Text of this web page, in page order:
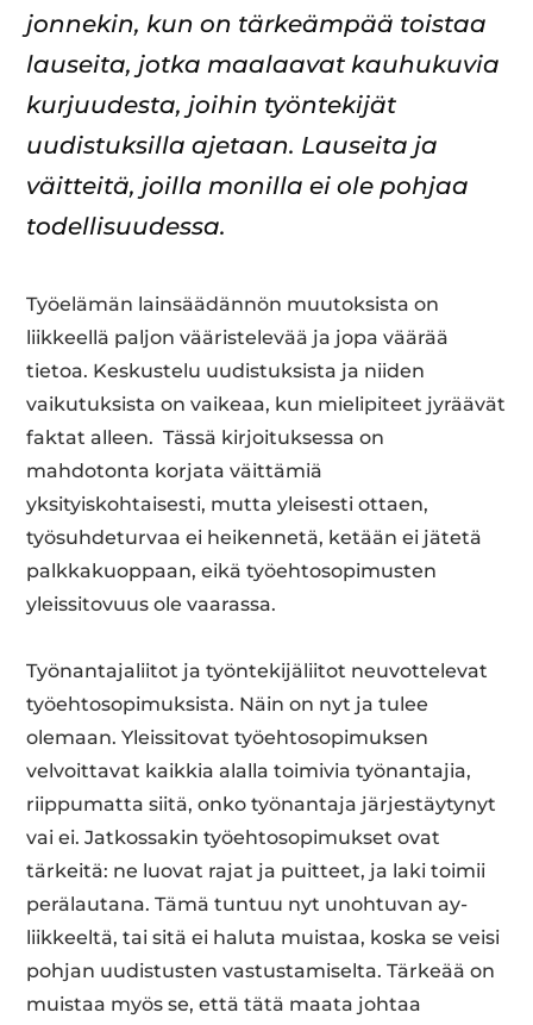
jonnekin, kun on tärkeämpää toistaa
lauseita, jotka maalaavat kauhukuvia
kurjuudesta, joihin työntekijät
uudistuksilla ajetaan. Lauseita ja
väitteitä, joilla monilla ei ole pohjaa
todellisuudessa.
Työelämän lainsäädännön muutoksista on
liikkeellä paljon vääristelevää ja jopa väärää
tietoa. Keskustelu uudistuksista ja niiden
vaikutuksista on vaikeaa, kun mielipiteet jyräävät
faktat alleen. Tässä kirjoituksessa on
mahdotonta korjata väittämiä
yksityiskohtaisesti, mutta yleisesti ottaen,
työsuhdeturvaa ei heikennetä, ketään ei jätetä
palkkakuoppaan, eikä työehtosopimusten
yleissitovuus ole vaarassa.
Työnantajaliitot ja työntekijäliitot neuvottelevat
työehtosopimuksista. Näin on nyt ja tulee
olemaan. Yleissitovat työehtosopimuksen
velvoittavat kaikkia alalla toimivia työnantajia,
riippumatta siitä, onko työnantaja järjestäytynyt
vai ei. Jatkossakin työehtosopimukset ovat
tärkeitä: ne luovat rajat ja puitteet, ja laki toimii
perälautana. Tämä tuntuu nyt unohtuvan ay-
liikkeeltä, tai sitä ei haluta muistaa, koska se veisi
pohjan uudistusten vastustamiselta. Tärkeää on
muistaa myös se, että tätä maata johtaa